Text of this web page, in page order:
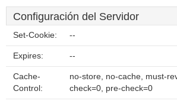
Configuración del Servidor
Set-Cookie: --
Expires: --
Cache-
Control:
no-store, no-cache, must-
check=0, pre-check=0